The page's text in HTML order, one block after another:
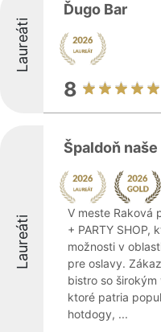
Laureáti
Ďugo Bar
8
Laureáti
Špaldoň naše
V meste Raková
+ PARTY SHOP,
možnosti v
pre oslavy.
bistro so
ktoré patria
hotdogy, ...